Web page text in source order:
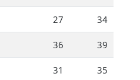
27 34
36 39
31 35